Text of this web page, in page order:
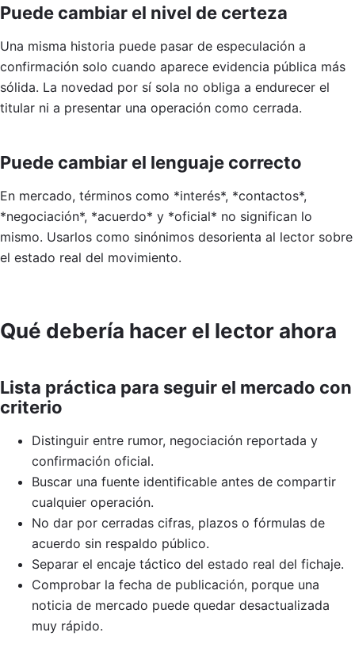
Puede cambiar el nivel de certeza
Una misma historia puede pasar de especulación a
confirmación solo cuando aparece evidencia pública más
sólida. La novedad por sí sola no obliga a endurecer el
titular ni a presentar una operación como cerrada.
Puede cambiar el lenguaje correcto
En mercado, términos como *interés*, *contactos*,
*negociación*, *acuerdo* y *oficial* no significan lo
mismo. Usarlos como sinónimos desorienta al lector sobre
el estado real del movimiento.
Qué debería hacer el lector ahora
Lista práctica para seguir el mercado con
criterio
Distinguir entre rumor, negociación reportada y
confirmación oficial.
Buscar una fuente identificable antes de compartir
cualquier operación.
No dar por cerradas cifras, plazos o fórmulas de
acuerdo sin respaldo público.
Separar el encaje táctico del estado real del fichaje.
Comprobar la fecha de publicación, porque una
noticia de mercado puede quedar desactualizada
muy rápido.